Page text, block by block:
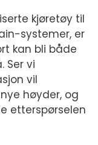
kjøretøy til
systemer, er
kan bli både
Ser vi
vil
høyder, og
etterspørselen